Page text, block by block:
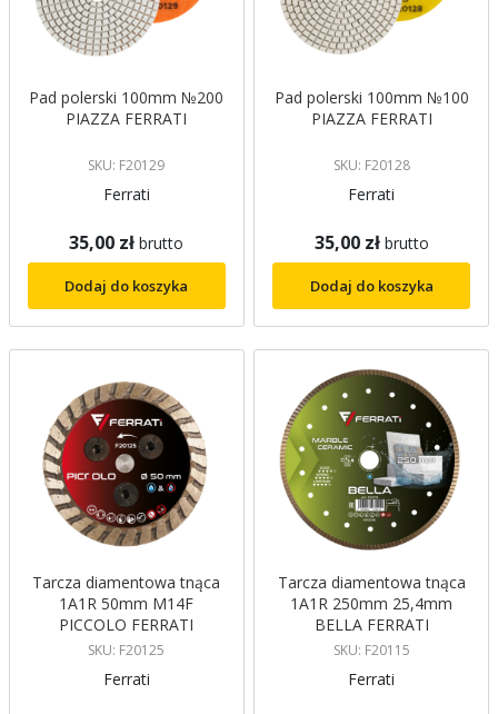
Pad polerski 100mm №200
PIAZZA FERRATI
SKU: F20129
Ferrati
35,00 zł brutto
Dodaj do koszyka
Pad polerski 100mm №100
PIAZZA FERRATI
SKU: F20128
Ferrati
35,00 zł brutto
Dodaj do koszyka
Tarcza diamentowa tnąca
1A1R 50mm M14F
PICCOLO FERRATI
SKU: F20125
Ferrati
Tarcza diamentowa tnąca
1A1R 250mm 25,4mm
BELLA FERRATI
SKU: F20115
Ferrati